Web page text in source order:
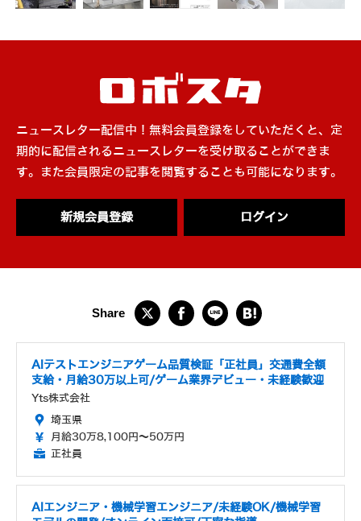
ニュースレター配信中！無料会員登録をしていただくと、定
期的に配信されるニュースレターを受け取ることができま
す。また会員限定の記事を閲覧することも可能になります。
新規会員登録 ログイン
AIテストエンジニアゲーム品質検証「正社員」交通費全額
支給・月給30万以上可/ゲーム業界デビュー・未経験歓迎
Yts株式会社
埼玉県
月給30万8,100円～50万円
正社員
AIエンジニア・機械学習エンジニア/未経験OK/機械学習